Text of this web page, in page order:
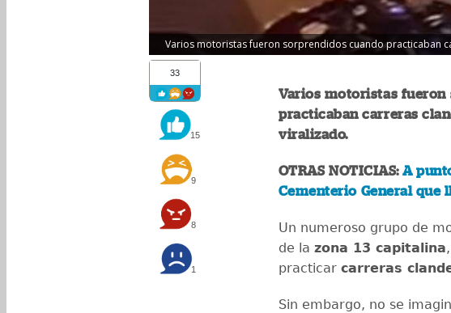
Varios motoristas fueron sorprendidos cuando practicaban
33
15
9
8
1
Varios motoristas
practicaban carreras
viralizado.
OTRAS NOTICIAS:A
Cementerio General que
Un numeroso grupo de
de la zona 13 capitalina
practicar carreras
Sin embargo, no se